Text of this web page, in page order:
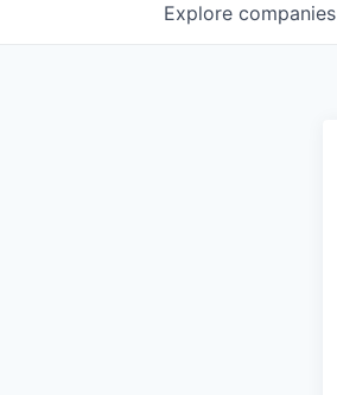
Explore companies